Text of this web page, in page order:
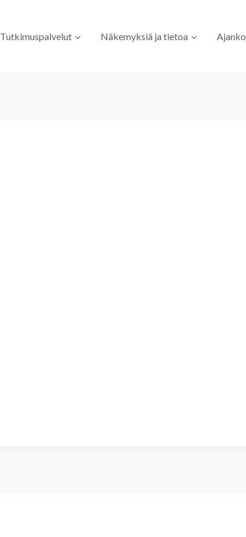
Tutkimuspalvelut Näkemyksiä ja tietoa